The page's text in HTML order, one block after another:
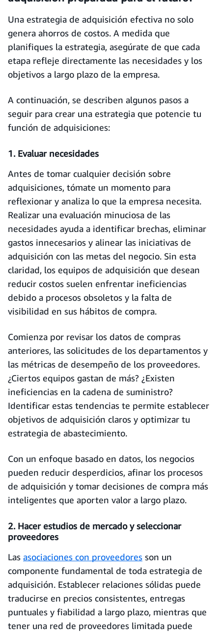
Una estrategia de adquisición efectiva no solo
genera ahorros de costos. A medida que
planifiques la estrategia, asegúrate de que cada
etapa refleje directamente las necesidades y los
objetivos a largo plazo de la empresa.
A continuación, se describen algunos pasos a
seguir para crear una estrategia que potencie tu
función de adquisiciones:
1. Evaluar necesidades
Antes de tomar cualquier decisión sobre
adquisiciones, tómate un momento para
reflexionar y analiza lo que la empresa necesita.
Realizar una evaluación minuciosa de las
necesidades ayuda a identificar brechas, eliminar
gastos innecesarios y alinear las iniciativas de
adquisición con las metas del negocio. Sin esta
claridad, los equipos de adquisición que desean
reducir costos suelen enfrentar ineficiencias
debido a procesos obsoletos y la falta de
visibilidad en sus hábitos de compra.
Comienza por revisar los datos de compras
anteriores, las solicitudes de los departamentos y
las métricas de desempeño de los proveedores.
¿Ciertos equipos gastan de más? ¿Existen
ineficiencias en la cadena de suministro?
Identificar estas tendencias te permite establecer
objetivos de adquisición claros y optimizar tu
estrategia de abastecimiento.
Con un enfoque basado en datos, los negocios
pueden reducir desperdicios, afinar los procesos
de adquisición y tomar decisiones de compra más
inteligentes que aporten valor a largo plazo.
2. Hacer estudios de mercado y seleccionar
proveedores
Las asociaciones con proveedores son un
componente fundamental de toda estrategia de
adquisición. Establecer relaciones sólidas puede
traducirse en precios consistentes, entregas
puntuales y fiabilidad a largo plazo, mientras que
tener una red de proveedores limitada puede